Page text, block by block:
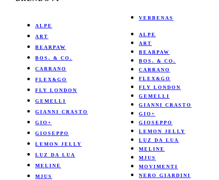
ALPE
ART
BEARPAW
BOS. & CO.
CARRANO
FLEX&GO
FLY LONDON
GEMELLI
GIANNI CRASTO
GIO+
GIOSEPPO
LEMON JELLY
LUZ DA LUA
MELINE
MJUS
VERBENAS
ALPE
ART
BEARPAW
BOS. & CO.
CARRANO
FLEX&GO
FLY LONDON
GEMELLI
GIANNI CRASTO
GIO+
GIOSEPPO
LEMON JELLY
LUZ DA LUA
MELINE
MJUS
MOVIMENTI
NERO GIARDINI